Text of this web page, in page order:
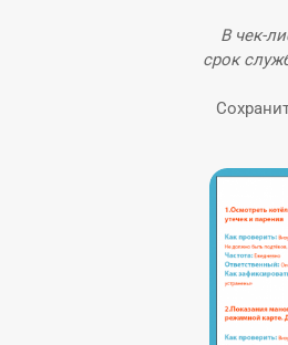
В
срок